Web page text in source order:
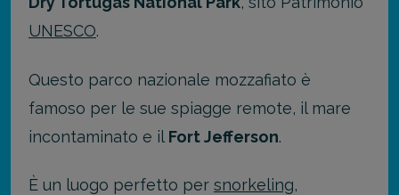
UNESCO.
Questo parco nazionale mozzafiato è
famoso per le sue spiagge remote, il mare
incontaminato e il Fort Jefferson.
È un luogo perfetto per snorkeling,